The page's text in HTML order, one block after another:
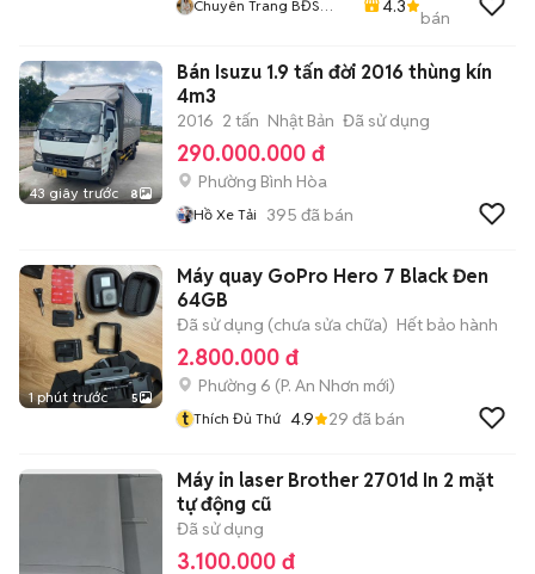
Chuyên Trang BĐS
4.3
bán
43 giây trước 8
Bán Isuzu 1.9 tấn đời 2016 thùng kín
4m3
2016 2 tấn Nhật Bản Đã sử dụng
290.000.000 đ
Phường Bình Hòa
Hồ Xe Tải 395 đã bán
1 phút trước 5
Máy quay GoPro Hero 7 Black Đen
64GB
Đã sử dụng (chưa sửa chữa) Hết bảo hành
2.800.000 đ
Phường 6 (P. An Nhơn mới)
t Thích Đủ Thứ 4.9 29 đã bán
Máy in laser Brother 2701d In 2 mặt
tự động cũ
Đã sử dụng
3.100.000 đ